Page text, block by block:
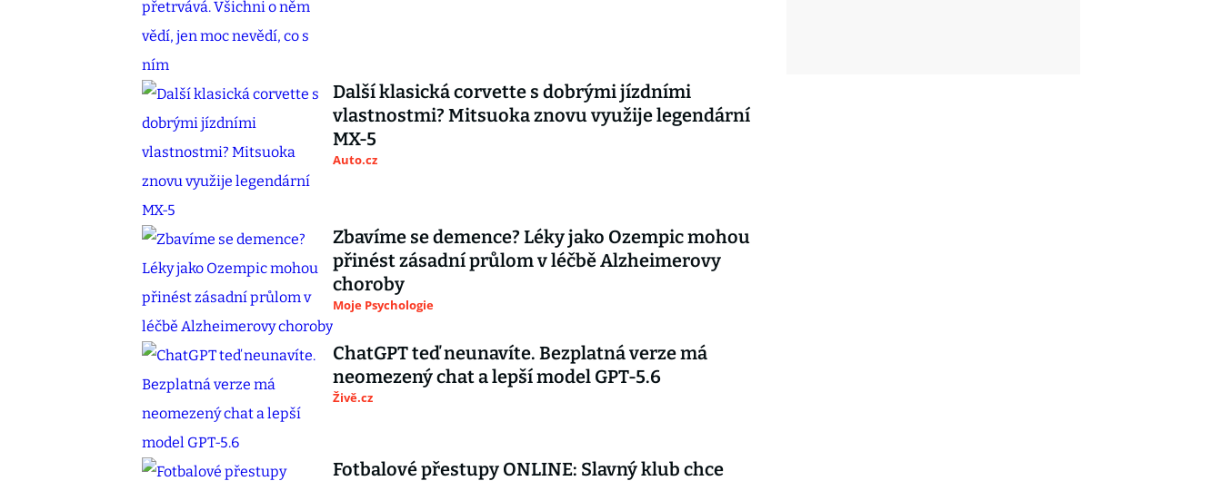
Další klasická corvette s dobrými jízdními
vlastnostmi? Mitsuoka znovu využije legendární
MX-5
Auto.cz
Zbavíme se demence? Léky jako Ozempic mohou
přinést zásadní průlom v léčbě Alzheimerovy
choroby
Moje Psychologie
ChatGPT teď neunavíte. Bezplatná verze má
neomezený chat a lepší model GPT-5.6
Živě.cz
Fotbalové přestupy ONLINE: Slavný klub chce